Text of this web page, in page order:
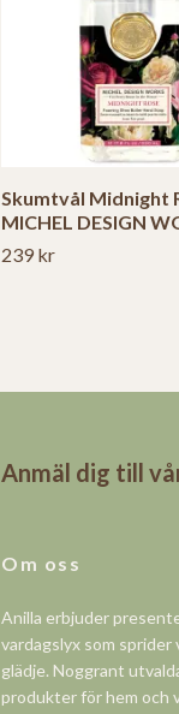
Skumtvål Midnight
MICHEL DESIGN
239 kr
Anmäl dig till
Om oss
Anilla erbjuder
vardagslyx som sprider
glädje. Noggrant
produkter för hem och